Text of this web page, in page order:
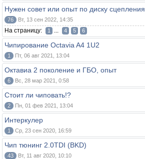
Нужен совет или опыт по диску сцепления
76 Вт, 13 сен 2022, 14:35
На страницу: 1 ... 4 5 6
Чипирование Octavia A4 1U2
1 Пт, 06 авг 2021, 13:04
Октавиа 2 поколение и ГБО, опыт
6 Вс, 28 мар 2021, 0:58
Стоит ли чиповать!?
2 Пн, 01 фев 2021, 13:04
Интеркулер
1 Ср, 23 сен 2020, 16:59
Чип тюнинг 2.0TDI (BKD)
43 Вт, 11 авг 2020, 10:10